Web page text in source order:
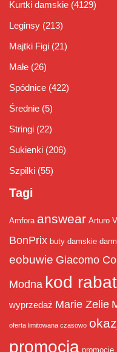
Kurtki damskie (4129)
Leginsy (213)
Majtki Figi (21)
Małe (26)
Spódnice (422)
Średnie (5)
Stringi (22)
Sukienki (206)
Szpilki (55)
Tagi
Amfora answear Arturo
BonPrix buty damskie
eobuwie Giacomo
Modna kod
wyprzedaż Marie Zelie
oferta limitowana czasowo
promocja promocje